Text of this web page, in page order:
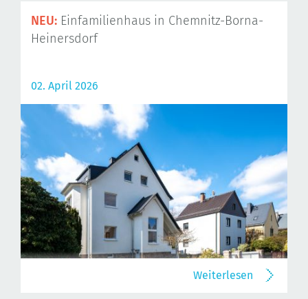
NEU: Einfamilienhaus in Chemnitz-Borna-
Heinersdorf
02. April 2026
Weiterlesen